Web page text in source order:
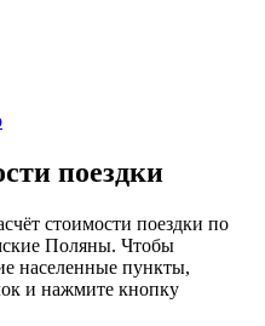
поездки
стоимости поездки по
Поляны. Чтобы
населенные пункты,
и нажмите кнопку